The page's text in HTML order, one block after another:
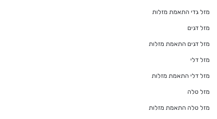
מזל גדי התאמת מזלות
מזל דגים
מזל דגים התאמת מזלות
מזל דלי
מזל דלי התאמת מזלות
מזל טלה
מזל טלה התאמת מזלות